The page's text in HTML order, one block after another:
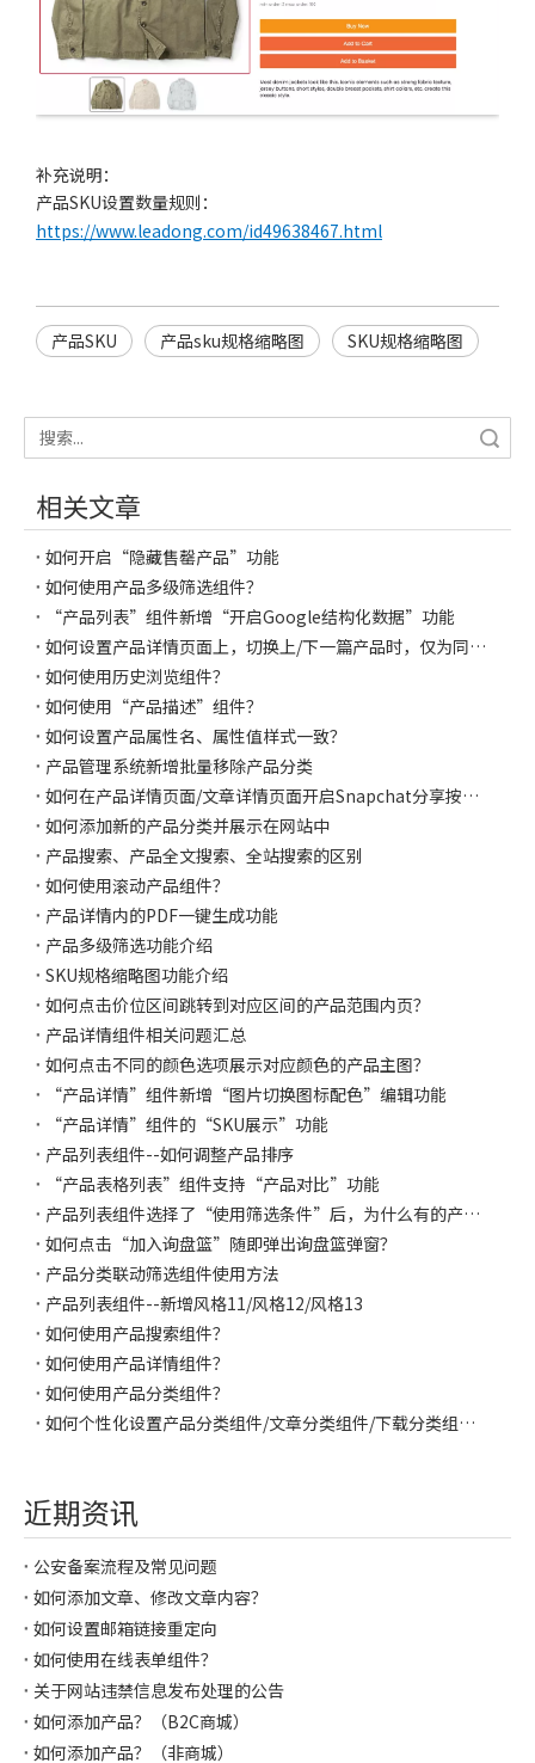
补充说明：
产品SKU设置数量规则：
https://www.leadong.com/id49638467.html
产品SKU 产品sku规格缩略图 SKU规格缩略图
相关文章
如何开启“隐藏售罄产品”功能
如何使用产品多级筛选组件？
“产品列表”组件新增“开启Google结构化数据”功能
如何设置产品详情页面上，切换上/下一篇产品时，仅为同分类下的产品
如何使用历史浏览组件？
如何使用“产品描述”组件？
如何设置产品属性名、属性值样式一致？
产品管理系统新增批量移除产品分类
如何在产品详情页面/文章详情页面开启Snapchat分享按钮？
如何添加新的产品分类并展示在网站中
产品搜索、产品全文搜索、全站搜索的区别
如何使用滚动产品组件？
产品详情内的PDF一键生成功能
产品多级筛选功能介绍
SKU规格缩略图功能介绍
如何点击价位区间跳转到对应区间的产品范围内页？
产品详情组件相关问题汇总
如何点击不同的颜色选项展示对应颜色的产品主图？
“产品详情”组件新增“图片切换图标配色”编辑功能
“产品详情”组件的“SKU展示”功能
产品列表组件--如何调整产品排序
“产品表格列表”组件支持“产品对比”功能
产品列表组件选择了“使用筛选条件”后，为什么有的产品设置了标签但是页面点击此分类不展示？
如何点击“加入询盘篮”随即弹出询盘篮弹窗？
产品分类联动筛选组件使用方法
产品列表组件--新增风格11/风格12/风格13
如何使用产品搜索组件？
如何使用产品详情组件？
如何使用产品分类组件？
如何个性化设置产品分类组件/文章分类组件/下载分类组件/FAQ分类组件的文字大小、行距、背景悬停颜色？
近期资讯
公安备案流程及常见问题
如何添加文章、修改文章内容？
如何设置邮箱链接重定向
如何使用在线表单组件？
关于网站违禁信息发布处理的公告
如何添加产品？（B2C商城）
如何添加产品？（非商城）